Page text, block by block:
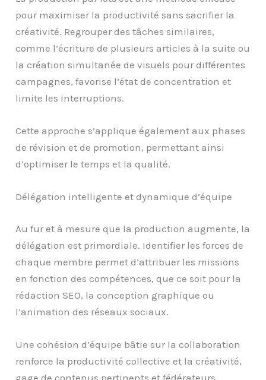
pour maximiser la productivité sans sacrifier la
créativité. Regrouper des tâches similaires,
comme l’écriture de plusieurs articles à la suite ou
la création simultanée de visuels pour différentes
campagnes, favorise l’état de concentration et
limite les interruptions.
Cette approche s’applique également aux phases
de révision et de promotion, permettant ainsi
d’optimiser le temps et la qualité.
Délégation intelligente et dynamique d’équipe
Au fur et à mesure que la production augmente, la
délégation est primordiale. Identifier les forces de
chaque membre permet d’attribuer les missions
en fonction des compétences, que ce soit pour la
rédaction SEO, la conception graphique ou
l’animation des réseaux sociaux.
Une cohésion d’équipe bâtie sur la collaboration
renforce la productivité collective et la créativité,